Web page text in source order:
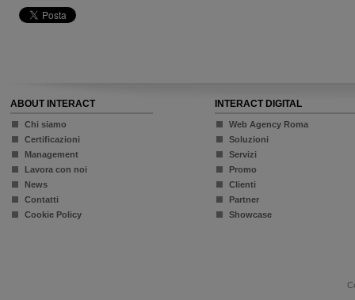
ABOUT INTERACT
Chi siamo
Certificazioni
Management
Lavora con noi
News
Contatti
Cookie Policy
INTERACT DIGITAL
Web Agency Roma
Soluzioni
Servizi
Promo
Clienti
Partner
Showcase